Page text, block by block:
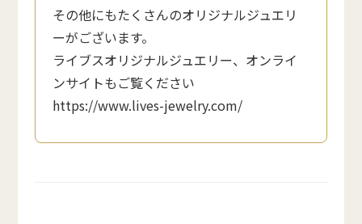
その他にもたくさんのオリジナルジュエリ
ーがございます。
ライブスオリジナルジュエリー、オンライ
ンサイトもご覧ください
https://www.lives-jewelry.com/